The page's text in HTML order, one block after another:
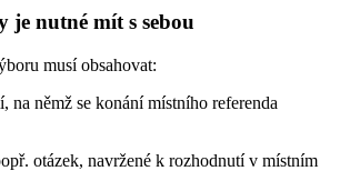
je nutné mít s sebou
musí obsahovat:
na němž se konání místního referenda
otázek, navržené k rozhodnutí v místním